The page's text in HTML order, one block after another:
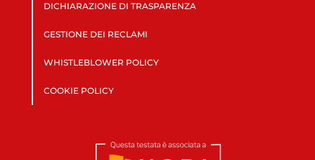
DICHIARAZIONE DI TRASPARENZA
GESTIONE DEI RECLAMI
WHISTLEBLOWER POLICY
COOKIE POLICY